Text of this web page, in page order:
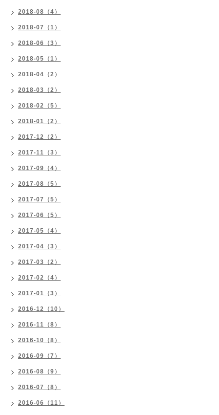
2018-08（4）
2018-07（1）
2018-06（3）
2018-05（1）
2018-04（2）
2018-03（2）
2018-02（5）
2018-01（2）
2017-12（2）
2017-11（3）
2017-09（4）
2017-08（5）
2017-07（5）
2017-06（5）
2017-05（4）
2017-04（3）
2017-03（2）
2017-02（4）
2017-01（3）
2016-12（10）
2016-11（8）
2016-10（8）
2016-09（7）
2016-08（9）
2016-07（8）
2016-06（11）